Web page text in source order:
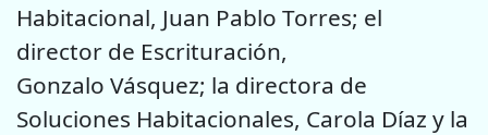
Habitacional, Juan Pablo Torres; el
director de Escrituración,
Gonzalo Vásquez; la directora de
Soluciones Habitacionales, Carola Díaz y la